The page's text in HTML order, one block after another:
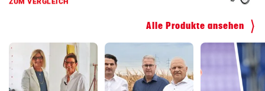
Alle Produkte ansehen